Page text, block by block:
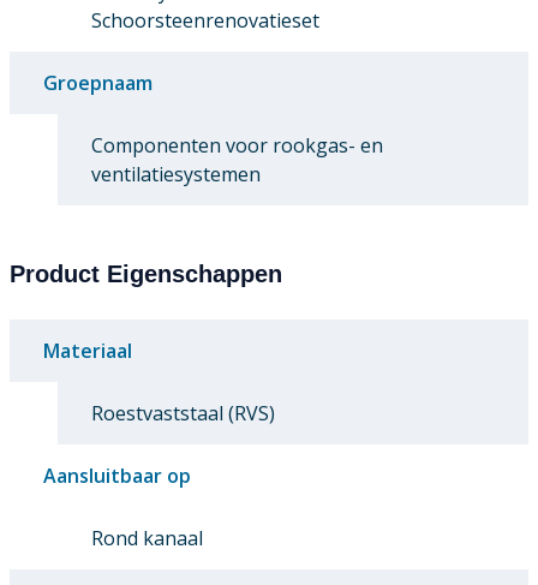
Schoorsteenrenovatieset
Groepnaam
Componenten voor rookgas- en
ventilatiesystemen
Product Eigenschappen
Materiaal
Roestvaststaal (RVS)
Aansluitbaar op
Rond kanaal